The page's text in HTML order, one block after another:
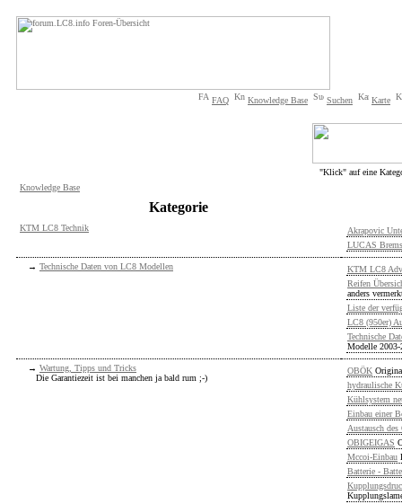
FAQ Knowledge Base Suchen Karte
"Klick" auf eine
Knowledge Base
Kategorie
KTM LC8 Technik
Akrapovic
LUCAS
→ Technische Daten von LC8 Modellen
KTM LC8
Reifen
anders
Liste der
LC8 (950er)
Technische
Modelle 2003-
→ Wartung, Tipps und Tricks
Die Garantiezeit ist bei manchen ja bald rum ;-)
OBÖK
hydraulische
Kühlsystem
Einbau einer
Austausch
OBIGEIGAS
Mccoi-Einbau
Batterie -